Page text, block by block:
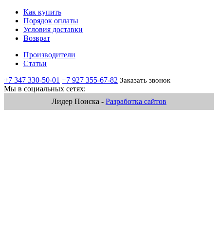
Как купить
Порядок оплаты
Условия доставки
Возврат
Производители
Статьи
+7 347 330-50-01 +7 927 355-67-82 Заказать звонок
Мы в социальных сетях:
Лидер Поиска - Разработка сайтов